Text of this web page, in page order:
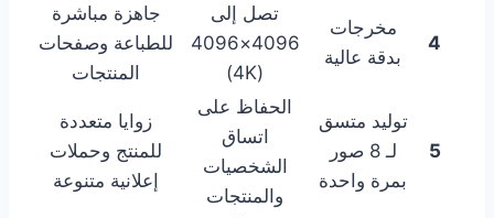
4
مخرجات
بدقة عالية
تصل إلى
4096×4096
(4K)
جاهزة مباشرة
للطباعة وصفحات
المنتجات
5
توليد متسق
لـ 8 صور
بمرة واحدة
الحفاظ على
اتساق
الشخصيات
والمنتجات
زوايا متعددة
للمنتج وحملات
إعلانية متنوعة